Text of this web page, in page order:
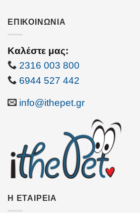
ΕΠΙΚΟΙΝΩΝΙΑ
Καλέστε μας:
2316 003 800
6944 527 442
info@ithepet.gr
Η ΕΤΑΙΡΕΙΑ